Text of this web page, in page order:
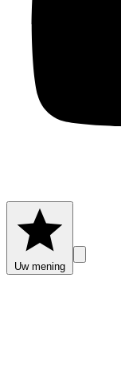
Uw mening